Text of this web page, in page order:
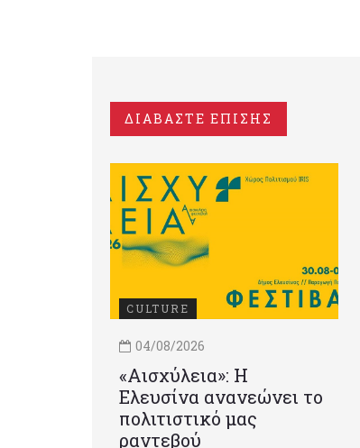
ΔΙΑΒΑΣΤΕ ΕΠΙΣΗΣ
CULTURE
04/08/2026
«Αισχύλεια»: Η
Ελευσίνα ανανεώνει το
πολιτιστικό μας
ραντεβού